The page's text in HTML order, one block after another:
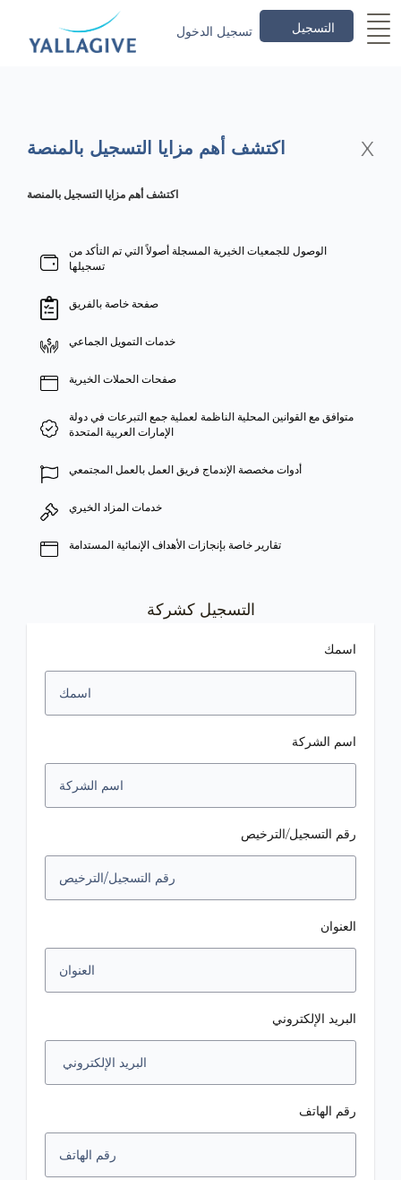
التسجيل تسجيل الدخول
اكتشف أهم مزايا التسجيل بالمنصة X
اكتشف أهم مزايا التسجيل بالمنصة
الوصول للجمعيات الخيرية المسجلة أصولاً التي تم التأكد من
تسجيلها
صفحة خاصة بالفريق
خدمات التمويل الجماعي
صفحات الحملات الخيرية
متوافق مع القوانين المحلية الناظمة لعملية جمع التبرعات في دولة
الإمارات العربية المتحدة
أدوات مخصصة الإندماج فريق العمل بالعمل المجتمعي
خدمات المزاد الخيري
تقارير خاصة بإنجازات الأهداف الإنمائية المستدامة
التسجيل كشركة
اسمك
اسم الشركة
رقم التسجيل/الترخيص
العنوان
البريد الإلكتروني
رقم الهاتف